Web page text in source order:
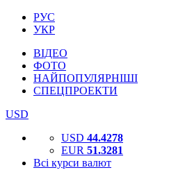
РУС
УКР
ВІДЕО
ФОТО
НАЙПОПУЛЯРНІШІ
СПЕЦПРОЕКТИ
USD
USD 44.4278
EUR 51.3281
Всі курси валют